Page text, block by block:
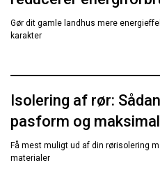
Gør dit gamle landhus mere
karakter
Isolering af rør:
pasform og
Få mest muligt ud af din rørisolering
materialer